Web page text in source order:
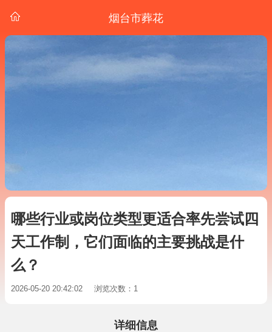
烟台市葬花
哪些行业或岗位类型更适合率先尝试四
天工作制，它们面临的主要挑战是什
么？
2026-05-20 20:42:02 浏览次数：1
详细信息